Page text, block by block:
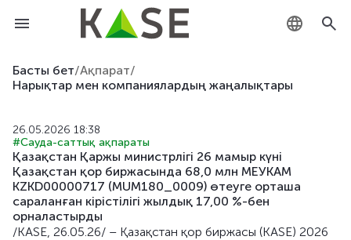
Басты бет/Ақпарат/
Нарықтар мен компаниялардың жаңалықтары
26.05.2026 18:38
#Сауда-саттық ақпараты
Қазақстан Қаржы министрлігі 26 мамыр күні
Қазақстан қор биржасында 68,0 млн МЕУКАМ
KZKD00000717 (MUM180_0009) өтеуге орташа
сараланған кірістілігі жылдық 17,00 %-бен
орналастырды
/KASE, 26.05.26/ – Қазақстан қор биржасы (KASE) 2026